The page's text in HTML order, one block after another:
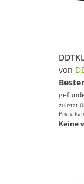
von
zuletzt
Preis
Keine